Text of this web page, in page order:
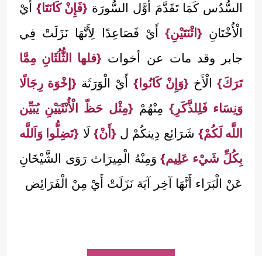
السُّدُس كَمَا تَقَدَّمَ أَوَّل السُّورَة {فَإِنْ كَانَتَا} أَيْ
الْأُخْتَانِ {اثْنَتَيْنِ} أَيْ فَصَاعِدًا لِأَنَّهَا نَزَلَتْ فِي
جابر وقد مات عن أخوات {فلها الثُّلُثَانِ مِمَّا
تَرَكَ}الْأَخ {وَإِنْ كَانُوا} أَيْ الْوَرَثَة {إخْوَة رِجَالًا
وَنِسَاء فَلِلذَّكَرِ} مِنْهُمْ {مِثْل حَظّ الْأُنْثَيَيْنِ يُبَيِّن
اللَّه لَكُمْ} شَرَائِع دِينكُمْ ل {أَنْ} لَا {تَضِلُّوا وَاَللَّه
بِكُلِّ شَيْء عَلِيم}وَمِنْهُ الْمِيرَاث رَوَى الشَّيْخَانِ
عَنْ الْبَرَاء أَنَّهَا آخِر آيَة نَزَلَتْ أَيْ مِنْ الْفَرَائِض